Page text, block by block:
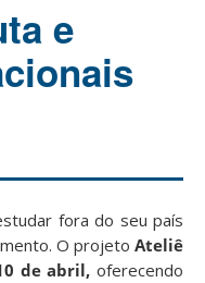
e
fora do seu país
O projeto Ateliê
de abril, oferecendo